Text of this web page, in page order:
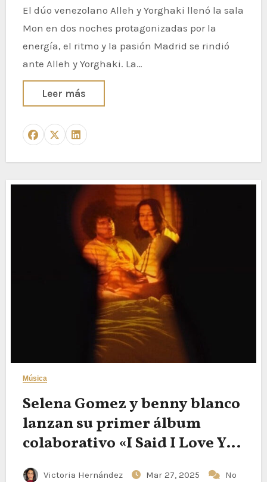
El dúo venezolano Alleh y Yorghaki llenó la sala
Mon en dos noches protagonizadas por la
energía, el ritmo y la pasión Madrid se rindió
ante Alleh y Yorghaki. La…
Leer más
Música
Selena Gomez y benny blanco
lanzan su primer álbum
colaborativo «I Said I Love You
First»
Victoria Hernández Mar 27, 2025 No